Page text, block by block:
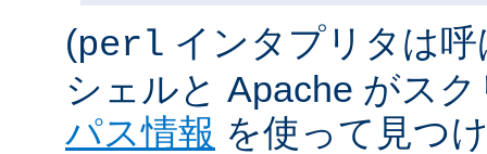
(perl インタプリタは
シェルと Apache がス
パス情報 を使って見つ